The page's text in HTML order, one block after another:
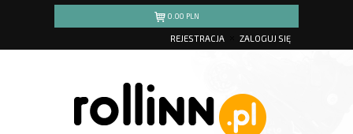
0.00 PLN
REJESTRACJA ZALOGUJ SIĘ